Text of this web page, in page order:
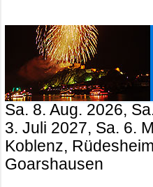
Sa. 8. Aug. 2026,
3. Juli 2027, Sa. 6.
Koblenz,
Goarshausen